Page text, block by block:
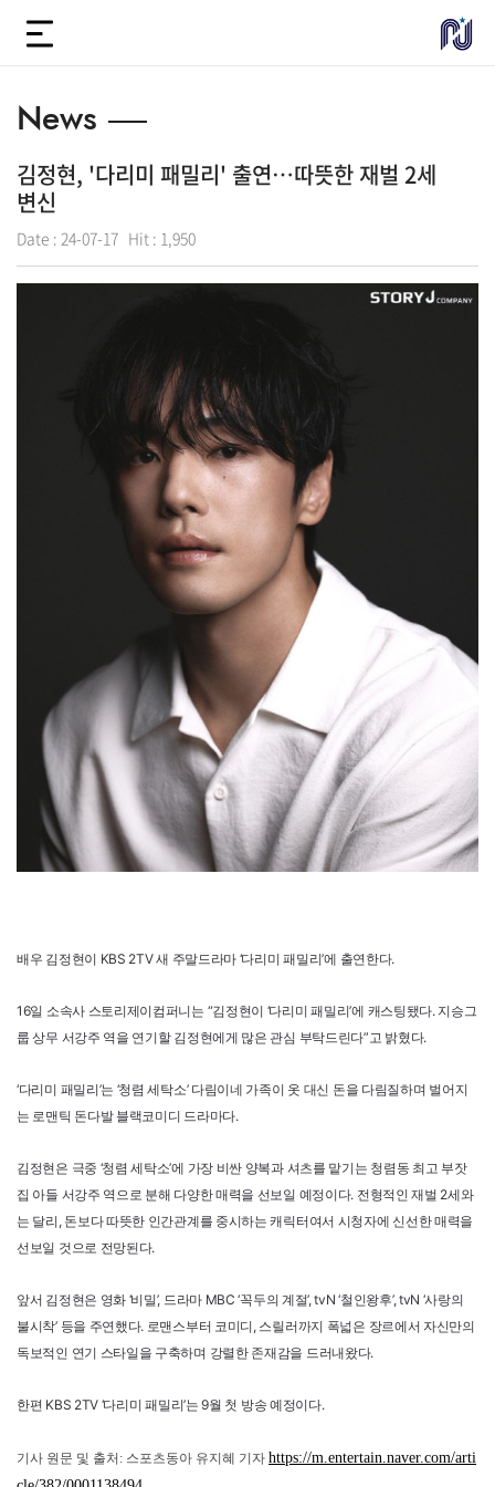
News
김정현, '다리미 패밀리' 출연…따뜻한 재벌 2세
변신
Date : 24-07-17 Hit : 1,950
배우 김정현이 KBS 2TV 새 주말드라마 ‘다리미 패밀리’에 출연한다.
16일 소속사 스토리제이컴퍼니는 “김정현이 ‘다리미 패밀리’에 캐스팅됐다. 지승그
룹 상무 서강주 역을 연기할 김정현에게 많은 관심 부탁드린다”고 밝혔다.
‘다리미 패밀리’는 ‘청렴 세탁소’ 다림이네 가족이 옷 대신 돈을 다림질하며 벌어지
는 로맨틱 돈다발 블랙코미디 드라마다.
김정현은 극중 ‘청렴 세탁소’에 가장 비싼 양복과 셔츠를 맡기는 청렴동 최고 부잣
집 아들 서강주 역으로 분해 다양한 매력을 선보일 예정이다. 전형적인 재벌 2세와
는 달리, 돈보다 따뜻한 인간관계를 중시하는 캐릭터여서 시청자에 신선한 매력을
선보일 것으로 전망된다.
앞서 김정현은 영화 ‘비밀’, 드라마 MBC ‘꼭두의 계절’, tvN ‘철인왕후’, tvN ‘사랑의
불시착’ 등을 주연했다. 로맨스부터 코미디, 스릴러까지 폭넓은 장르에서 자신만의
독보적인 연기 스타일을 구축하며 강렬한 존재감을 드러내왔다.
한편 KBS 2TV ‘다리미 패밀리’는 9월 첫 방송 예정이다.
기사 원문 및 출처: 스포츠동아 유지혜 기자 https://m.entertain.naver.com/arti